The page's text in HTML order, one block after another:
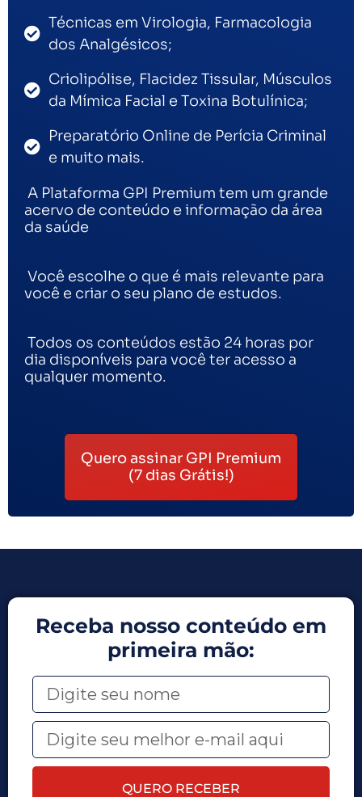
Técnicas em Virologia, Farmacologia
dos Analgésicos;
Criolipólise, Flacidez Tissular, Músculos
da Mímica Facial e Toxina Botulínica;
Preparatório Online de Perícia Criminal
e muito mais.
A Plataforma GPI Premium tem um grande
acervo de conteúdo e informação da área
da saúde
Você escolhe o que é mais relevante para
você e criar o seu plano de estudos.
Todos os conteúdos estão 24 horas por
dia disponíveis para você ter acesso a
qualquer momento.
Quero assinar GPI Premium
(7 dias Grátis!)
Receba nosso conteúdo em
primeira mão:
QUERO RECEBER